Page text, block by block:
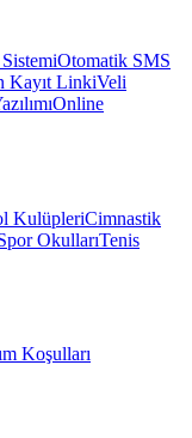
Otomatik SMS
Kayıt LinkiVeli
Online
KulüpleriCimnastik
OkullarıTenis
Koşulları